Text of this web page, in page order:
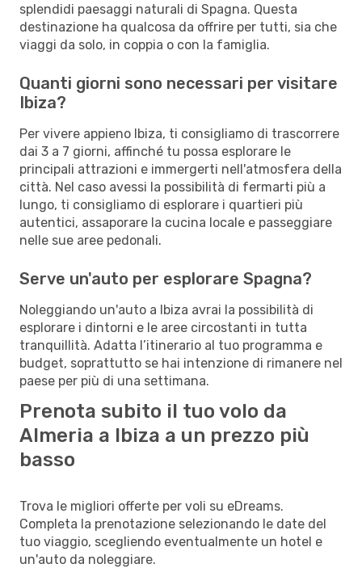
splendidi paesaggi naturali di Spagna. Questa
destinazione ha qualcosa da offrire per tutti, sia che
viaggi da solo, in coppia o con la famiglia.
Quanti giorni sono necessari per visitare
Ibiza?
Per vivere appieno Ibiza, ti consigliamo di trascorrere
dai 3 a 7 giorni, affinché tu possa esplorare le
principali attrazioni e immergerti nell'atmosfera della
città. Nel caso avessi la possibilità di fermarti più a
lungo, ti consigliamo di esplorare i quartieri più
autentici, assaporare la cucina locale e passeggiare
nelle sue aree pedonali.
Serve un'auto per esplorare Spagna?
Noleggiando un'auto a Ibiza avrai la possibilità di
esplorare i dintorni e le aree circostanti in tutta
tranquillità. Adatta l’itinerario al tuo programma e
budget, soprattutto se hai intenzione di rimanere nel
paese per più di una settimana.
Prenota subito il tuo volo da
Almeria a Ibiza a un prezzo più
basso
Trova le migliori offerte per voli su eDreams.
Completa la prenotazione selezionando le date del
tuo viaggio, scegliendo eventualmente un hotel e
un'auto da noleggiare.